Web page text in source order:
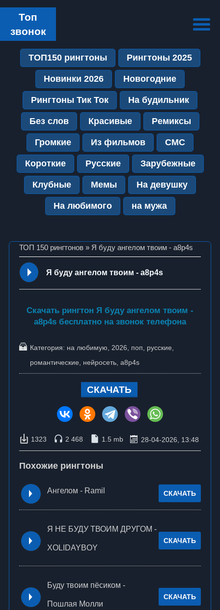
Топ
звонок
ТОП150 рингтоны Рингтоны 2025
Новинки 2026 Новогодние
Рингтоны Тик Ток На будильник
Без слов Красивые Ремиксы
Громкие Из фильмов СМС
Короткие Русские Зарубежные
Клубные Мемы На девушку
На любимого на мужа
ТОП 150 рингтонов » Я буду ангелом твоим - a8p4s
Я буду ангелом твоим - a8p4s
Скачать рингтон Я буду ангелом твоим -
a8p4s бесплатно на звонок телефона
Категория: на любимую 2026 поп русские
романтические
нейросеть a8p4s
СКАЧАТЬ
1323 2 468 1.5 mb 28-04-2026, 13:48
Похожие рингтоны
Ангелом - Ramil СКАЧАТЬ
Я НЕ БУДУ ТВОИМ ДРУГОМ -
XOLIDAYBOY
СКАЧАТЬ
Буду твоим пёсиком -
Пошлая Молли
СКАЧАТЬ